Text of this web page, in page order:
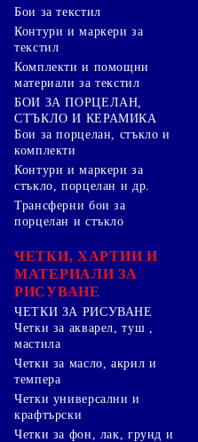
Бои за текстил
Контури и маркери за
текстил
Комплекти и помощни
материали за текстил
БОИ ЗА ПОРЦЕЛАН,
СТЪКЛО И КЕРАМИКА
Бои за порцелан, стъкло и
комплекти
Контури и маркери за
стъкло, порцелан и др.
Трансферни бои за
порцелан и стъкло
ЧЕТКИ, ХАРТИИ И
МАТЕРИАЛИ ЗА
РИСУВАНЕ
ЧЕТКИ ЗА РИСУВАНЕ
Четки за акварел, туш ,
мастила
Четки за масло, акрил и
темпера
Четки универсални и
крафтърски
Четки за фон, лак, грунд и